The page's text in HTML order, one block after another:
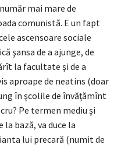
mai mare de
comunistă. E un fapt
ascensoare sociale
şansa de a ajunge, de
la facultate şi de a
aproape de neatins (doar
în şcolile de învăţămînt
Pe termen mediu şi
bază, va duce la
lui precară (numit de